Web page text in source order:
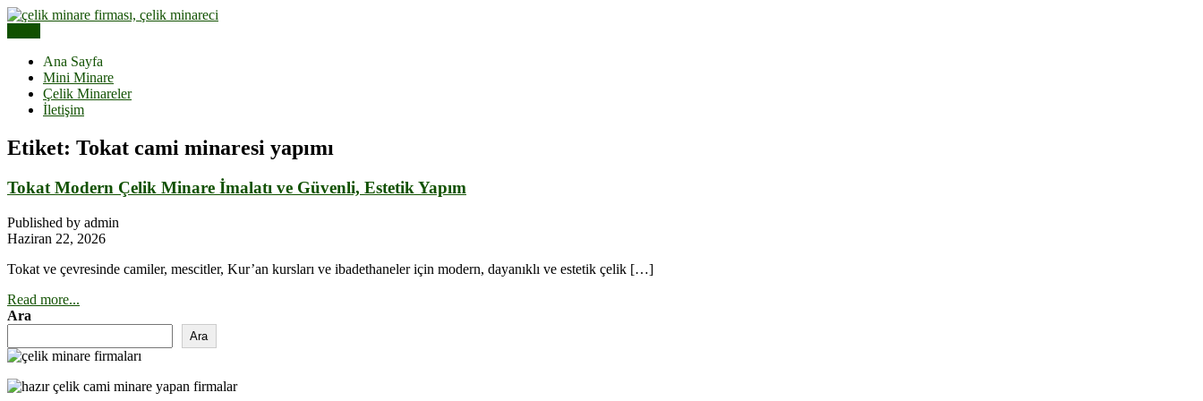
Skip
Çelik Minare | Çelik Minare Yapımı
Ana Sayfa
Mini Minare
Çelik Minareler
İletişim
Etiket: Tokat cami minaresi yapımı
Tokat Modern Çelik Minare İmalatı ve Güvenli, Estetik Yapım
Published by admin
Haziran 22, 2026
Tokat ve çevresinde camiler, mescitler, Kur’an kursları ve ibadethaneler için modern, dayanıklı ve estetik çelik […]
Read more...
Ara
Ara